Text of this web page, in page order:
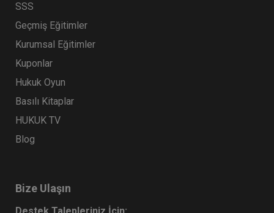
SSS
Geçmiş Eğitimler
Kurumsal Eğitimler
Kuponlar
Hukuk Oyun
Basılı Kitaplar
HUKUK TV
Blog
Bize Ulaşın